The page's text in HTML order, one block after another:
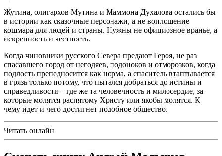
Жутина, олигархов Мутина и Маммона Духалова остались бы
в истории как сказочные персонажи, а не воплощение
кошмара для людей и страны. Нужны не официозное вранье, а
искренность и честность.
Когда чиновники русского Севера предают Героя, не раз
спасавшего город от негодяев, подоноков и отморозков, когда
подлость преподносится как норма, а спаситель втаптывается
в грязь только потому, что пытался добраться до истины и
справедливости – где же та человечность и милосердие, за
которые молятся распятому Христу или якобы молятся. К
чему идет и чего достигнет подобное общество.
Читать онлайн